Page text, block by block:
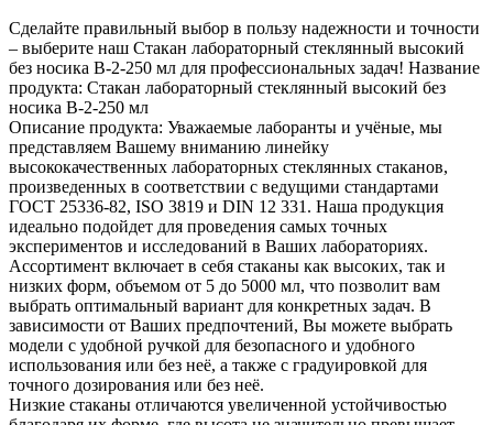
Сделайте правильный выбор в пользу надежности и точности
– выберите наш Стакан лабораторный стеклянный высокий
без носика В-2-250 мл для профессиональных задач! Название
продукта: Стакан лабораторный стеклянный высокий без
носика В-2-250 мл
Описание продукта: Уважаемые лаборанты и учёные, мы
представляем Вашему вниманию линейку
высококачественных лабораторных стеклянных стаканов,
произведенных в соответствии с ведущими стандартами
ГОСТ 25336-82, ISO 3819 и DIN 12 331. Наша продукция
идеально подойдет для проведения самых точных
экспериментов и исследований в Ваших лабораториях.
Ассортимент включает в себя стаканы как высоких, так и
низких форм, объемом от 5 до 5000 мл, что позволит вам
выбрать оптимальный вариант для конкретных задач. В
зависимости от Ваших предпочтений, Вы можете выбрать
модели с удобной ручкой для безопасного и удобного
использования или без неё, а также с градуировкой для
точного дозирования или без неё.
Низкие стаканы отличаются увеличенной устойчивостью